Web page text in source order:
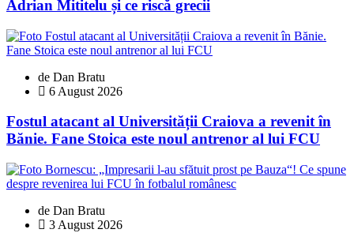
Adrian Mititelu și ce riscă grecii
de Dan Bratu
6 August 2026
Fostul atacant al Universității Craiova a revenit în
Bănie. Fane Stoica este noul antrenor al lui FCU
de Dan Bratu
3 August 2026